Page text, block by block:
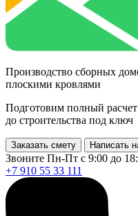
Производство сборных
плоскими кровлями
Подготовим полный
до строительства под ключ
Заказать смету Написать
Звоните Пн-Пт с 9:00 до
+7 910 55 33 111